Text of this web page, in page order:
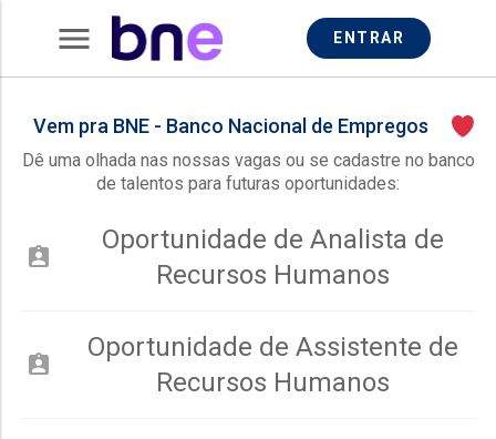
menu ENTRAR
Vem pra BNE - Banco Nacional de Empregos
Dê uma olhada nas nossas vagas ou se cadastre no banco
de talentos para futuras oportunidades:
assignment_ind
Oportunidade de Analista de
Recursos Humanos
assignment_ind
Oportunidade de Assistente de
Recursos Humanos